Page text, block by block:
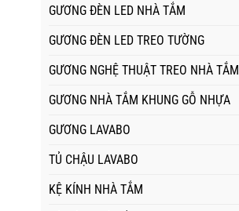
GƯƠNG ĐÈN LED NHÀ TẮM
GƯƠNG ĐÈN LED TREO TƯỜNG
GƯƠNG NGHỆ THUẬT TREO NHÀ TẮM
GƯƠNG NHÀ TẮM KHUNG GỖ NHỰA
GƯƠNG LAVABO
TỦ CHẬU LAVABO
KỆ KÍNH NHÀ TẮM